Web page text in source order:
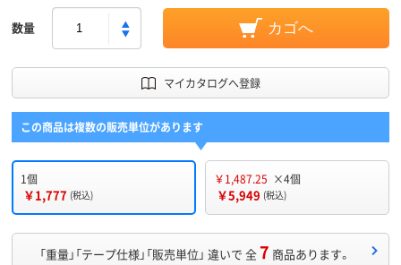
数量 カゴへ
マイカタログへ登録
この商品は複数の販売単位があります
1個
￥1,777 (税込)
￥1,487.25 ×4個
￥5,949 (税込)
「重量」「テープ仕様」「販売単位」 違いで 全7 商品あります。